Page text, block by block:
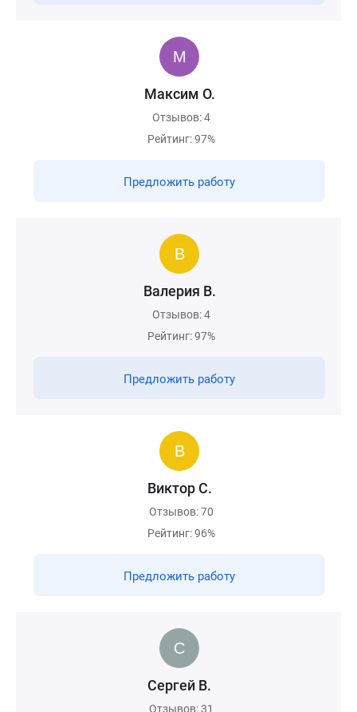
Максим О.
Отзывов: 4
Рейтинг: 97%
Предложить работу
Валерия В.
Отзывов: 4
Рейтинг: 97%
Предложить работу
Виктор С.
Отзывов: 70
Рейтинг: 96%
Предложить работу
Сергей В.
Отзывов: 31